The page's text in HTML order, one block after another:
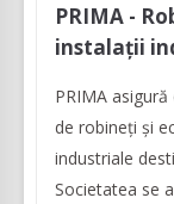
PRIMA -
instalații
PRIMA
de robineți și
industriale
Societatea se